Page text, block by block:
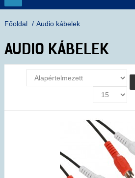
Főoldal Audio kábelek
AUDIO KÁBELEK